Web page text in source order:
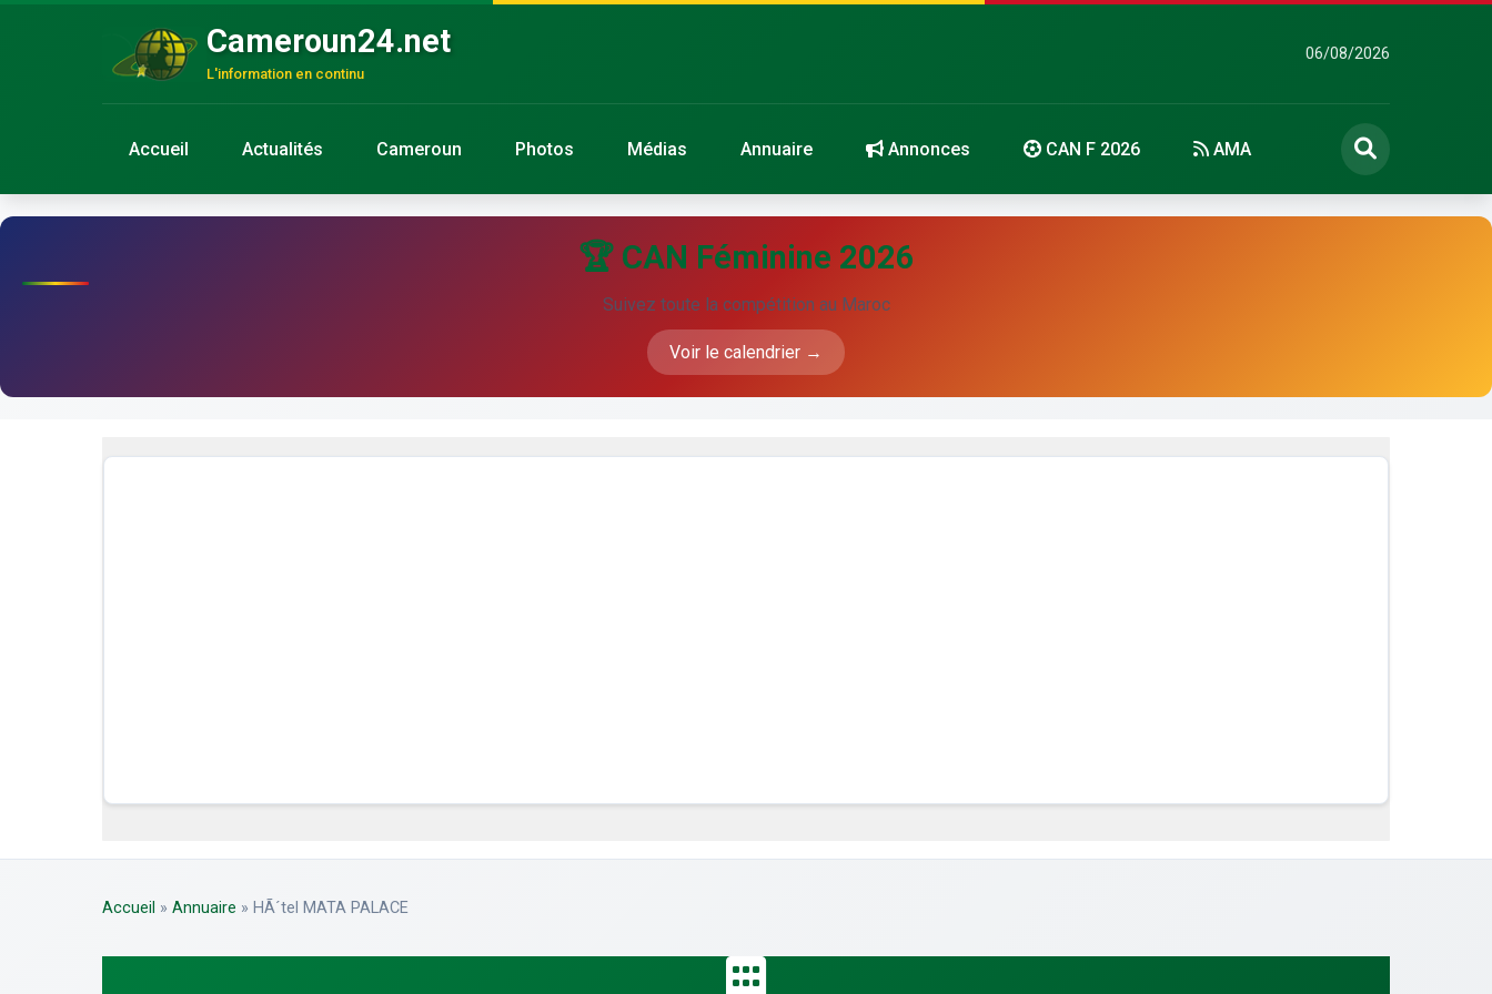
Cameroun24.net
L'information en continu
06/08/2026
Accueil Actualités Cameroun Photos Médias Annuaire Annonces CAN F 2026 AMA
🏆 CAN Féminine 2026
Suivez toute la compétition au Maroc
Voir le calendrier →
Accueil » Annuaire » HÃ´tel MATA PALACE